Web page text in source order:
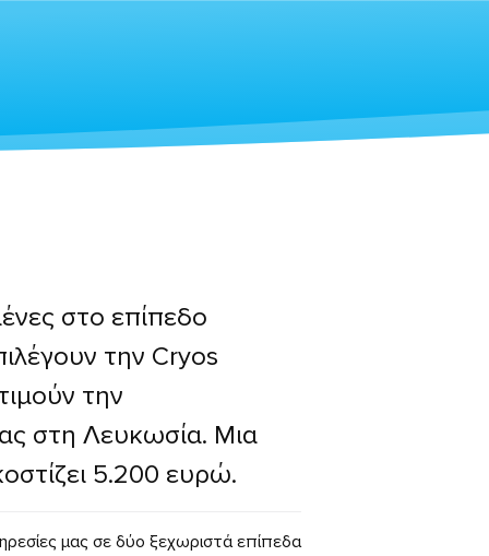
στο επίπεδο
την Cryos
την
στη Λευκωσία. Μια
5.200 ευρώ.
μας σε δύο ξεχωριστά επίπεδα